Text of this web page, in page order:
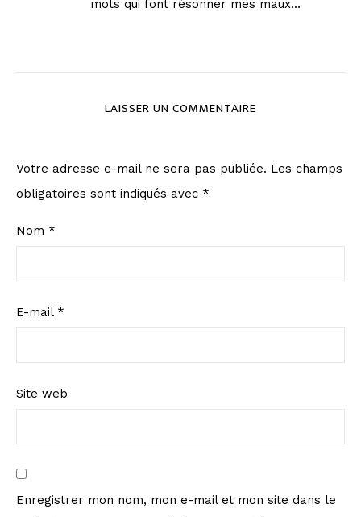
mots qui font résonner mes maux…
LAISSER UN COMMENTAIRE
Votre adresse e-mail ne sera pas publiée. Les champs
obligatoires sont indiqués avec *
Nom *
E-mail *
Site web
Enregistrer mon nom, mon e-mail et mon site dans le